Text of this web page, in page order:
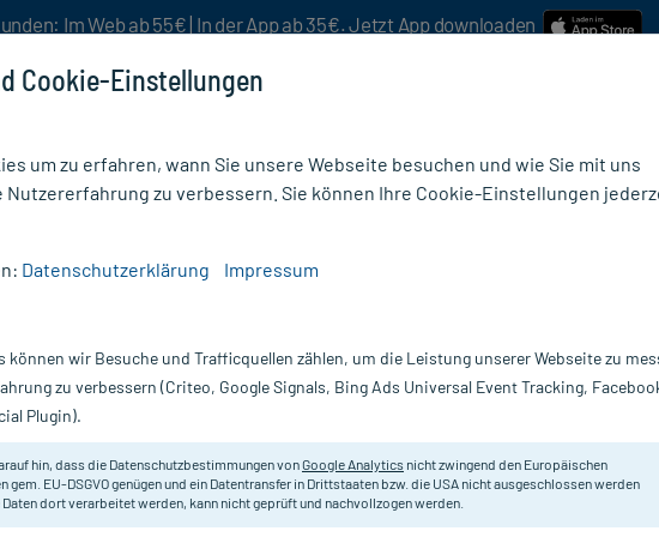
Im Web ab 55€ | In der App ab 35€. Jetzt App downloaden
Nur für kurze Zeit:Gratis-Versand* ab 19€ Mindestbestellwert!
25 g ratiopharm
Zur Desinfektion von Wunden, Verbrennungen,
Hauterkrankungen uvm.
Cookie-Einstellungen
um zu erfahren, wann Sie unsere Webseite besuchen und wie Sie mit uns
Nutzererfahrung zu verbessern. Sie können Ihre Cookie-Einstellungen
Datenschutzerklärung Impressum
können wir Besuche und Trafficquellen zählen, um die Leistung unserer Webseite zu
zu verbessern (Criteo, Google Signals, Bing Ads Universal Event Tracking,
Plugin).
hin, dass die Datenschutzbestimmungen vonGoogle Analytics nicht zwingend den Europäischen
gem. EU-DSGVO genügen und ein Datentransfer in Drittstaaten bzw. die USA nicht ausgeschlossen werden
Daten dort verarbeitet werden, kann nicht geprüft und nachvollzogen werden.